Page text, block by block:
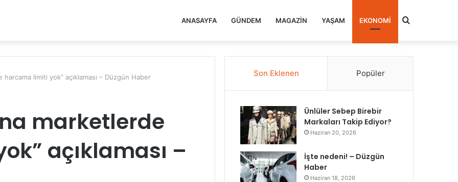
ANASAYFA GÜNDEM MAGAZIN YAŞAM EKONOMI Arama
limiti yok” açıklaması – Düzgün Haber
marketlerde
açıklaması –
Son Eklenen Popüler
Ünlüler Sebep Birebir
Markaları Takip Ediyor?
Haziran 20, 2026
İşte nedeni! – Düzgün
Haber
Haziran 18, 2026